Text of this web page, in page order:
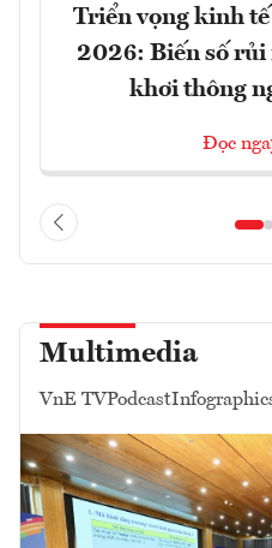
Triển vọng kinh
2026: Biến số rủi
khơi thông
Đọc
Multimedia
VnE TVPodcast